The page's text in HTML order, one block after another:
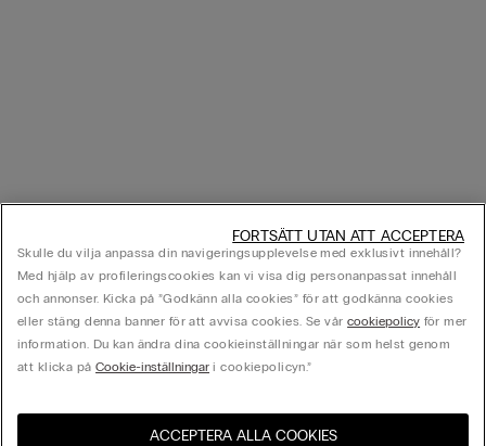
Skulle du vilja anpassa din navigeringsupplevelse med exklusivt innehåll?
Med hjälp av profileringscookies kan vi visa dig personanpassat innehåll
och annonser. Kicka på ”Godkänn alla cookies” för att godkänna cookies
eller stäng denna banner för att avvisa cookies. Se vårcookiepolicy för mer
information. Du kan ändra dina cookieinställningar när som helst genom
att klicka påCookie-inställningar i cookiepolicyn.”
ACCEPTERA ALLA COOKIES
FORTSÄTT UTAN ATT ACCEPTERA